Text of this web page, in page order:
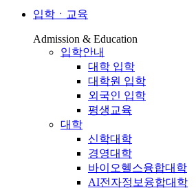
입학ㆍ교육
Admission & Education
입학안내
대학 입학
대학원 입학
외국인 입학
평생교육
대학
신학대학
경영대학
바이오헬스융합대학
AI전자정보융합대학